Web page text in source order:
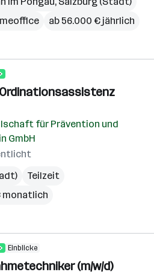
ab 56.000 € jährlich
Ordinationsassistenz
für Prävention und
GmbH
Teilzeit
monatlich
Einblicke
(m/w/d)